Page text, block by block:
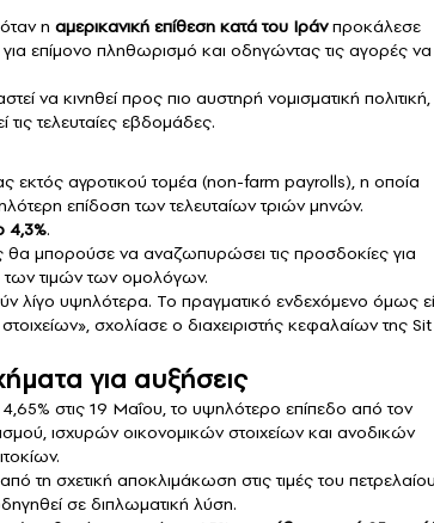
η αμερικανική επίθεση κατά του Ιράνπροκάλεσε
επίμονο πληθωρισμό και οδηγώντας τις αγορές να
να κινηθεί προς πιο αυστηρή νομισματική πολιτική,
τις τελευταίες εβδομάδες.
εκτός αγροτικού τομέα (non-farm payrolls), η οποία
επίδοση των τελευταίων τριών μηνών.
4,3%.
μπορούσε να αναζωπυρώσει τις προσδοκίες για
τιμών των ομολόγων.
λίγο υψηλότερα. Το πραγματικό ενδεχόμενο όμως
σχολίασε ο διαχειριστής κεφαλαίων της Sit
για αυξήσεις
στις 19 Μαΐου, το υψηλότερο επίπεδο από τον
ισχυρών οικονομικών στοιχείων και ανοδικών
τη σχετική αποκλιμάκωση στις τιμές του πετρελαίου
σε διπλωματική λύση.